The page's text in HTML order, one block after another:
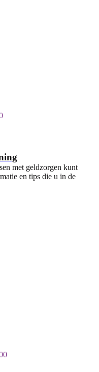
met geldzorgen kunt
en tips die u in de